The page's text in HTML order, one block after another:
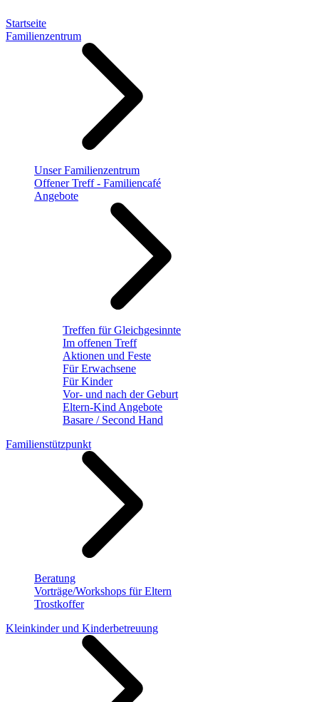
Startseite
Familienzentrum
Unser Familienzentrum
Offener Treff - Familiencafé
Angebote
Treffen für Gleichgesinnte
Im offenen Treff
Aktionen und Feste
Für Erwachsene
Für Kinder
Vor- und nach der Geburt
Eltern-Kind Angebote
Basare / Second Hand
Familienstützpunkt
Beratung
Vorträge/Workshops für Eltern
Trostkoffer
Kleinkinder und Kinderbetreuung